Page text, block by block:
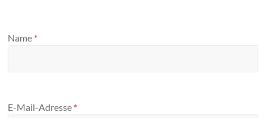
Name *
E-Mail-Adresse *